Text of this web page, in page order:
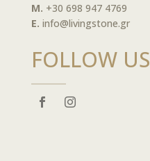
M. +30 698 947 4769
E. info@livingstone.gr
FOLLOW US